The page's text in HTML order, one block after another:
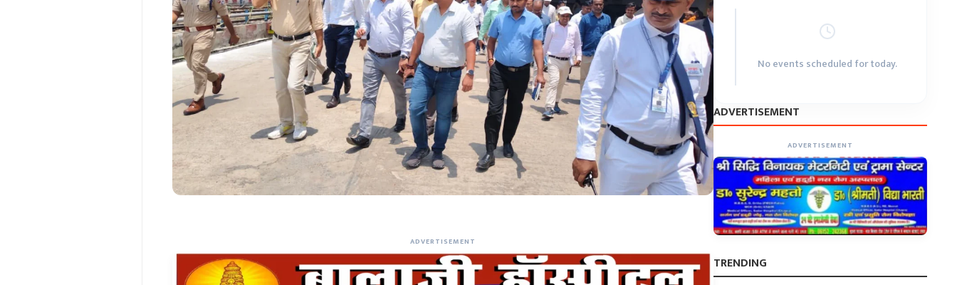
ADVERTISEMENT
No events scheduled for today.
ADVERTISEMENT
ADVERTISEMENT
TRENDING